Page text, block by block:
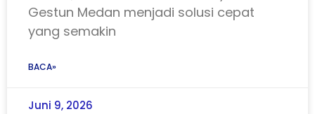
Gestun Medan menjadi solusi cepat
yang semakin
BACA»
Juni 9, 2026